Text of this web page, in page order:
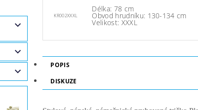
KR002XXXL
Délka: 78 cm
Obvod hrudníku: 130-134 cm
Velikost: XXXL
POPIS
DISKUZE